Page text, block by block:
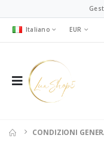
Italiano EUR
CONDIZIONI